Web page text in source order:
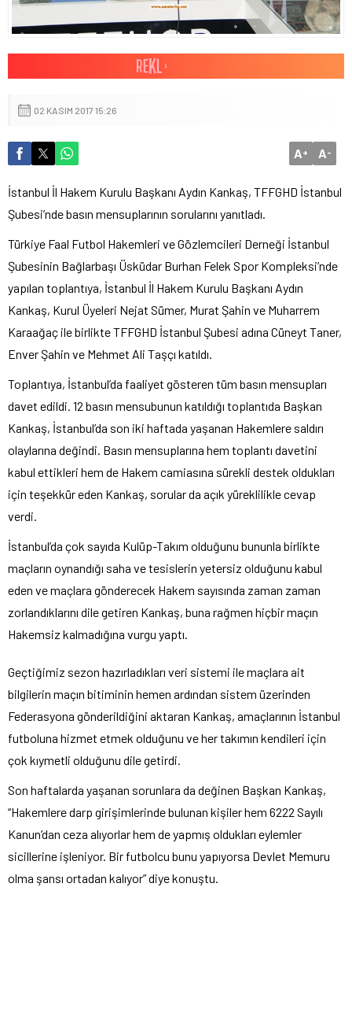
02 KASIM 2017 15:26
A+ A-
İstanbul İl Hakem Kurulu Başkanı Aydın Kankaş, TFFGHD İstanbul
Şubesi’nde basın mensuplarının sorularını yanıtladı.
Türkiye Faal Futbol Hakemleri ve Gözlemcileri Derneği İstanbul
Şubesinin Bağlarbaşı Üsküdar Burhan Felek Spor Kompleksi’nde
yapılan toplantıya, İstanbul İl Hakem Kurulu Başkanı Aydın
Kankaş, Kurul Üyeleri Nejat Sümer, Murat Şahin ve Muharrem
Karaağaç ile birlikte TFFGHD İstanbul Şubesi adına Cüneyt Taner,
Enver Şahin ve Mehmet Ali Taşçı katıldı.
Toplantıya, İstanbul’da faaliyet gösteren tüm basın mensupları
davet edildi. 12 basın mensubunun katıldığı toplantıda Başkan
Kankaş, İstanbul’da son iki haftada yaşanan Hakemlere saldırı
olaylarına değindi. Basın mensuplarına hem toplantı davetini
kabul ettikleri hem de Hakem camiasına sürekli destek oldukları
için teşekkür eden Kankaş, sorular da açık yüreklilikle cevap
verdi.
İstanbul’da çok sayıda Kulüp-Takım olduğunu bununla birlikte
maçların oynandığı saha ve tesislerin yetersiz olduğunu kabul
eden ve maçlara gönderecek Hakem sayısında zaman zaman
zorlandıklarını dile getiren Kankaş, buna rağmen hiçbir maçın
Hakemsiz kalmadığına vurgu yaptı.
Geçtiğimiz sezon hazırladıkları veri sistemi ile maçlara ait
bilgilerin maçın bitiminin hemen ardından sistem üzerinden
Federasyona gönderildiğini aktaran Kankaş, amaçlarının İstanbul
futboluna hizmet etmek olduğunu ve her takımın kendileri için
çok kıymetli olduğunu dile getirdi.
Son haftalarda yaşanan sorunlara da değinen Başkan Kankaş,
“Hakemlere darp girişimlerinde bulunan kişiler hem 6222 Sayılı
Kanun’dan ceza alıyorlar hem de yapmış oldukları eylemler
sicillerine işleniyor. Bir futbolcu bunu yapıyorsa Devlet Memuru
olma şansı ortadan kalıyor” diye konuştu.